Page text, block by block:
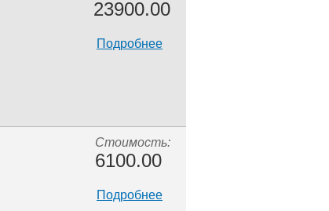
23900.00
Подробнее
Стоимость:
6100.00
Подробнее